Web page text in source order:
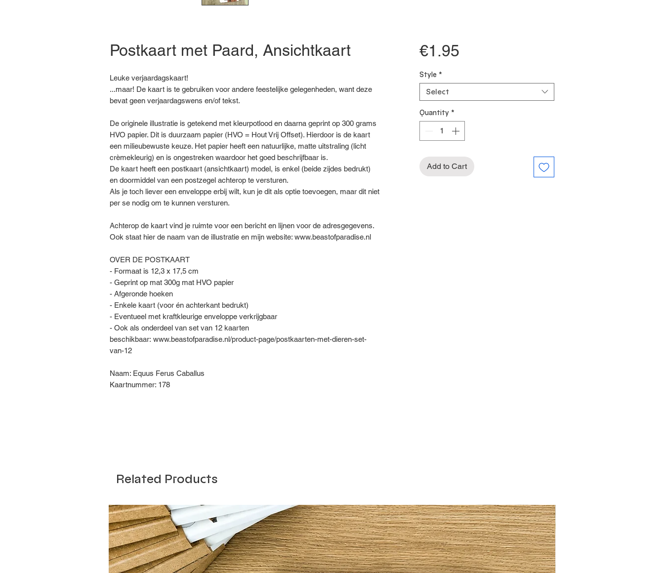
Postkaart met Paard, Ansichtkaart
Leuke verjaardagskaart!
...maar! De kaart is te gebruiken voor andere feestelijke gelegenheden, want deze
bevat geen verjaardagswens en/of tekst.
De originele illustratie is getekend met kleurpotlood en daarna geprint op 300 grams
HVO papier. Dit is duurzaam papier (HVO = Hout Vrij Offset). Hierdoor is de kaart
een milieubewuste keuze. Het papier heeft een natuurlijke, matte uitstraling (licht
crèmekleurig) en is ongestreken waardoor het goed beschrijfbaar is.
De kaart heeft een postkaart (ansichtkaart) model, is enkel (beide zijdes bedrukt)
en doormiddel van een postzegel achterop te versturen.
Als je toch liever een enveloppe erbij wilt, kun je dit als optie toevoegen, maar dit niet
per se nodig om te kunnen versturen.
Achterop de kaart vind je ruimte voor een bericht en lijnen voor de adresgegevens.
Ook staat hier de naam van de illustratie en mijn website: www.beastofparadise.nl
OVER DE POSTKAART
- Formaat is 12,3 x 17,5 cm
- Geprint op mat 300g mat HVO papier
- Afgeronde hoeken
- Enkele kaart (voor én achterkant bedrukt)
- Eventueel met kraftkleurige enveloppe verkrijgbaar
- Ook als onderdeel van set van 12 kaarten
beschikbaar: www.beastofparadise.nl/product-page/postkaarten-met-dieren-set-
van-12
Naam: Equus Ferus Caballus
Kaartnummer: 178
€1.95Price
Style *
Select
Quantity *
Add to Cart
Related Products